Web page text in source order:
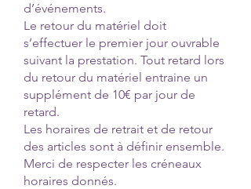
d’événements.
Le retour du matériel doit
s’effectuer le premier jour ouvrable
suivant la prestation. Tout retard lors
du retour du matériel entraine un
supplément de 10€ par jour de
retard.
Les horaires de retrait et de retour
des articles sont à définir ensemble.
Merci de respecter les créneaux
horaires donnés.